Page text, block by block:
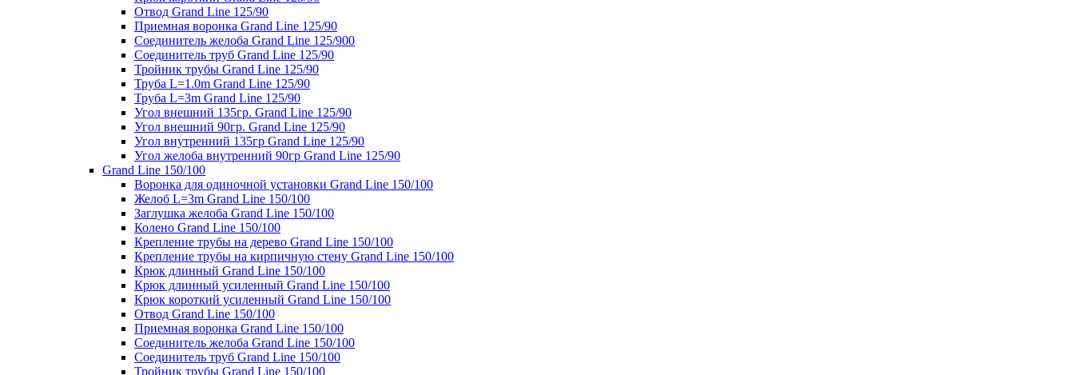
Отвод Grand Line 125/90
Приемная воронка Grand Line 125/90
Соединитель желоба Grand Line 125/900
Соединитель труб Grand Line 125/90
Тройник трубы Grand Line 125/90
Труба L=1.0m Grand Line 125/90
Труба L=3m Grand Line 125/90
Угол внешний 135гр. Grand Line 125/90
Угол внешний 90гр. Grand Line 125/90
Угол внутренний 135гр Grand Line 125/90
Угол желоба внутренний 90гр Grand Line 125/90
Grand Line 150/100
Воронка для одиночной установки Grand Line 150/100
Желоб L=3m Grand Line 150/100
Заглушка желоба Grand Line 150/100
Колено Grand Line 150/100
Крепление трубы на дерево Grand Line 150/100
Крепление трубы на кирпичную стену Grand Line 150/100
Крюк длинный Grand Line 150/100
Крюк длинный усиленный Grand Line 150/100
Крюк короткий усиленный Grand Line 150/100
Отвод Grand Line 150/100
Приемная воронка Grand Line 150/100
Соединитель желоба Grand Line 150/100
Соединитель труб Grand Line 150/100
Тройник трубы Grand Line 150/100